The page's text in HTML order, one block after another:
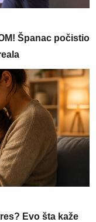
Španac počistio
Evo šta kaže